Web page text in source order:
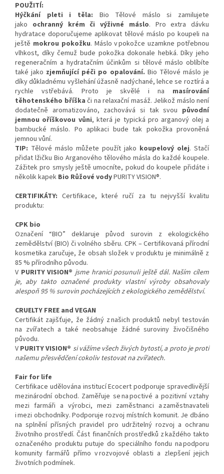
POUŽITÍ:
Hýčkání pleti i těla: Bio Tělové máslo si zamilujete
jako ochranný krém či výživné máslo. Pro extra dávku
hydratace doporučujeme aplikovat tělové máslo po koupeli na
ještě mokrou pokožku. Máslo v pokožce uzamkne potřebnou
vlhkost, díky čemuž bude pokožka dokonale hebká. Díky jeho
regeneračním a hydratačním účinkům si tělové máslo oblíbíte
také jako zjemňující péči po opalování. Bio Tělové máslo je
díky důkladnému vyšlehání úžasně nadýchané, lehce se roztírá a
rychle vstřebává. Proto je skvělé i na masírování
těhotenského bříška či na relaxační masáž. Jelikož máslo není
dodatečně aromatizováno, zachovává si tak svou původní
jemnou oříškovou vůni, která je typická pro arganový olej a
bambucké máslo. Po aplikaci bude tak pokožka provoněná
jemnou vůní.
TIP: Tělové máslo můžete použít jako koupelový olej. Stačí
přidat lžičku Bio Arganového tělového másla do každé koupele.
Zážitek pro smysly ještě umocníte, pokud do koupele přidáte i
několik kapek Bio Růžové vodyPURITY VISION®.
CERTIFIKÁTY: Certifikace, které ručí za tu nejvyšší kvalitu
produktu:
CPK bio
Označení “BIO” deklaruje původ surovin z ekologického
zemědělství (BIO) či volného sběru. CPK – Certifikovaná přírodní
kosmetika zaručuje, že obsah složek v produktu je minimálně z
85 % přírodního původu.
V PURITY VISION® jsme hranici posunuli ještě dál. Naším cílem
je, aby takto označené produkty vlastní výroby obsahovaly
alespoň 95 % surovin pocházejících z ekologického zemědělství.
CRUELTY FREE and VEGAN
Certifikát zajišťuje, že žádný z našich produktů nebyl testován
na zvířatech a také neobsahuje žádné suroviny živočišného
původu.
V PURITY VISION® si vážíme všech živých bytostí, a proto je proti
našemu přesvědčení cokoliv testovat na zvířatech.
Fair for life
Certifikace udělována institucí Ecocert podporuje spravedlivější
mezinárodní obchod. Zaměřuje se na poctivé a pozitivní vztahy
mezi farmáři a výrobci, mezi zaměstnanci a zaměstnavateli
i mezi obchodníky. Podporuje rozvoj místních komunit. Je dbáno
na splnění přísných pravidel pro udržitelný rozvoj a ochranu
životního prostředí. Část finančních prostředků z každého takto
označeného produktu putuje do speciálního fondu na podporu
komunity farmářů přímo v rozvojové oblasti a zlepšení jejich
životních podmínek.